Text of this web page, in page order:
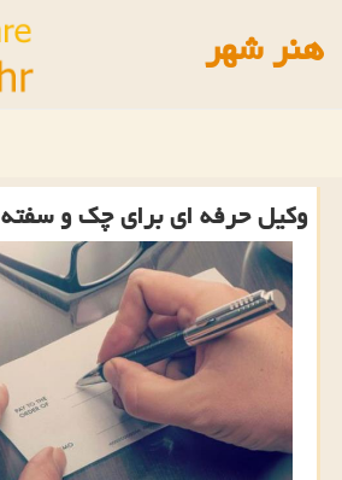
هنر شهر
وكیل حرفه ای برای چك و سفته